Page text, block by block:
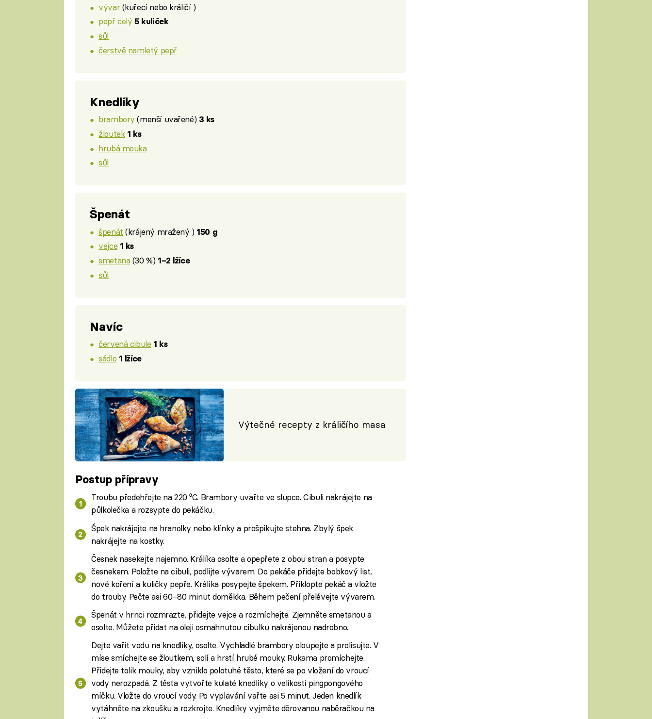
vývar(kuřecí nebo králičí )
pepř celý 5 kuliček
sůl
čerstvě namletý pepř
Knedlíky
brambory (menší uvařené) 3 ks
žloutek 1 ks
hrubá mouka
sůl
Špenát
špenát (krájený mražený ) 150 g
vejce 1 ks
smetana(30 %) 1–2 lžíce
sůl
Navíc
červená cibule 1 ks
sádlo 1 lžíce
Výtečné recepty z králičího masa
Postup přípravy
Troubu předehřejte na 220 ⁰C. Brambory uvařte ve slupce. Cibuli nakrájejte na
půlkolečka a rozsypte do pekáčku.
Špek nakrájejte na hranolky nebo klínky a prošpikujte stehna. Zbylý špek
nakrájejte na kostky.
Česnek nasekejte najemno. Králíka osolte a opepřete z obou stran a posypte
česnekem. Položte na cibuli, podlijte vývarem. Do pekáče přidejte bobkový list,
nové koření a kuličky pepře. Králíka posypejte špekem. Přiklopte pekáč a vložte
do trouby. Pečte asi 60–80 minut doměkka. Během pečení přelévejte vývarem.
Špenát v hrnci rozmrazte, přidejte vejce a rozmíchejte. Zjemněte smetanou a
osolte. Můžete přidat na oleji osmahnutou cibulku nakrájenou nadrobno.
Dejte vařit vodu na knedlíky, osolte. Vychladlé brambory oloupejte a prolisujte. V
míse smíchejte se žloutkem, solí a hrstí hrubé mouky. Rukama promíchejte.
Přidejte tolik mouky, aby vzniklo polotuhé těsto, které se po vložení do vroucí
vody nerozpadá. Z těsta vytvořte kulaté knedlíky o velikosti pingpongového
míčku. Vložte do vroucí vody. Po vyplavání vařte asi 5 minut. Jeden knedlík
vytáhněte na zkoušku a rozkrojte. Knedlíky vyjměte děrovanou naběračkou na